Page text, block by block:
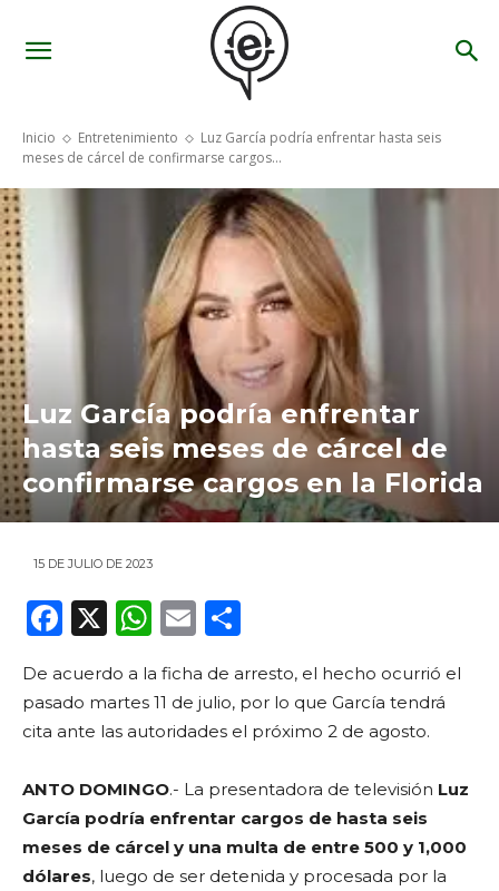
Inicio Entretenimiento
Luz García podría enfrentar hasta seis
meses de cárcel de confirmarse cargos...
Luz García podría enfrentar
hasta seis meses de cárcel de
confirmarse cargos en la Florida
15 DE JULIO DE 2023
F
c
e
o
o
k
X
W
a
ts
p
p
E
ai
l
m
p
ti
r
De acuerdo a la ficha de arresto, el hecho ocurrió el
pasado martes 11 de julio, por lo que García tendrá
cita ante las autoridades el próximo 2 de agosto.
ANTO DOMINGO.- La presentadora de televisión Luz
García podría enfrentar cargos de hasta seis
meses de cárcel y una multa de entre 500 y 1,000
dólares, luego de ser detenida y procesada por la